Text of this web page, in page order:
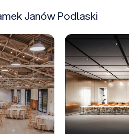
Janów Podlaski
KOBIELSKI 3